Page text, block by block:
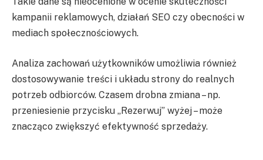
kampanii reklamowych, działań SEO czy obecności w
mediach społecznościowych.
Analiza zachowań użytkowników umożliwia również
dostosowywanie treści i układu strony do realnych
potrzeb odbiorców. Czasem drobna zmiana – np.
przeniesienie przycisku „Rezerwuj” wyżej – może
znacząco zwiększyć efektywność sprzedaży.